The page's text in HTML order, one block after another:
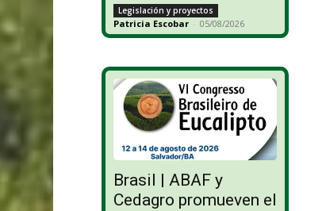
Legislación y proyectos
Patricia Escobar - 05/08/2026
Brasil | ABAF y
Cedagro promueven el